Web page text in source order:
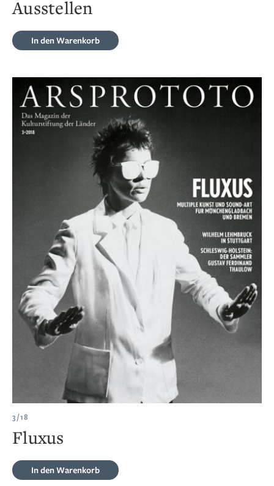
Ausstellen
In den Warenkorb
3/18
Fluxus
In den Warenkorb